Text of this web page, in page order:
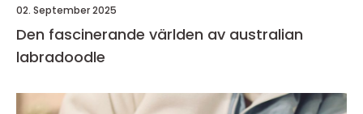
02. September 2025
Den fascinerande världen av australian
labradoodle